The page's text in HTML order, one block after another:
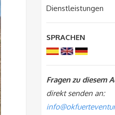
Dienstleistungen
SPRACHEN
Fragen zu diesem
direkt senden an: